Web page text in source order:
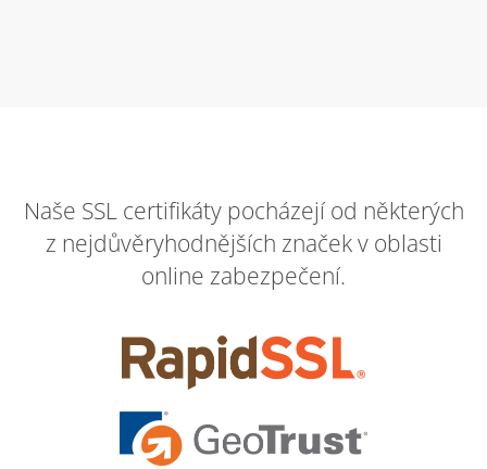
Naše SSL certifikáty pocházejí od některých
z nejdůvěryhodnějších značek v oblasti
online zabezpečení.